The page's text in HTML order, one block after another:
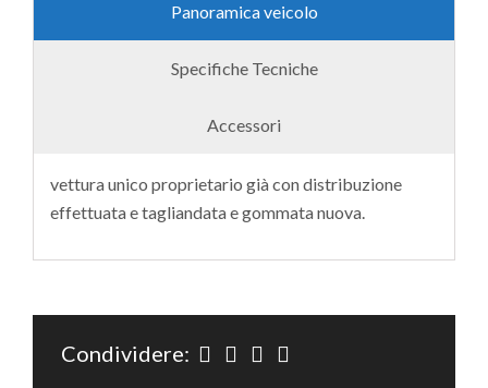
Panoramica veicolo
Specifiche Tecniche
Accessori
vettura unico proprietario già con distribuzione
effettuata e tagliandata e gommata nuova.
Condividere: